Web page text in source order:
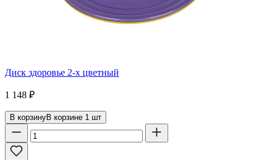
Диск здоровье 2-х цветный
1 148 ₽
В корзинуВ корзине 1 шт